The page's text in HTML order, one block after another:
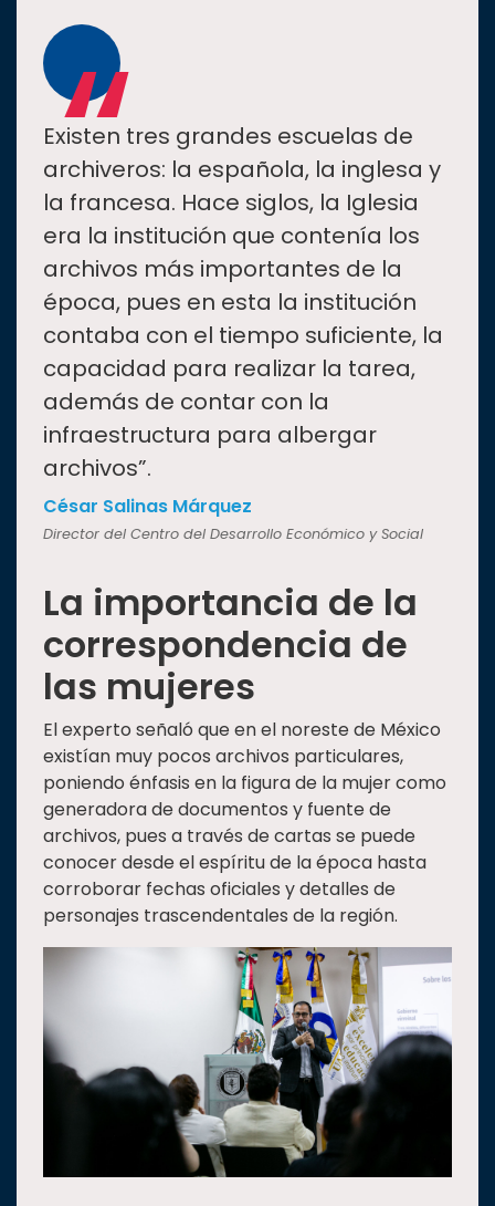
“
Existen tres grandes escuelas de
archiveros: la española, la inglesa y
la francesa. Hace siglos, la Iglesia
era la institución que contenía los
archivos más importantes de la
época, pues en esta la institución
contaba con el tiempo suficiente, la
capacidad para realizar la tarea,
además de contar con la
infraestructura para albergar
archivos”.
César Salinas Márquez
Director del Centro del Desarrollo Económico y Social
La importancia de la
correspondencia de
las mujeres
El experto señaló que en el noreste de México
existían muy pocos archivos particulares,
poniendo énfasis en la figura de la mujer como
generadora de documentos y fuente de
archivos, pues a través de cartas se puede
conocer desde el espíritu de la época hasta
corroborar fechas oficiales y detalles de
personajes trascendentales de la región.